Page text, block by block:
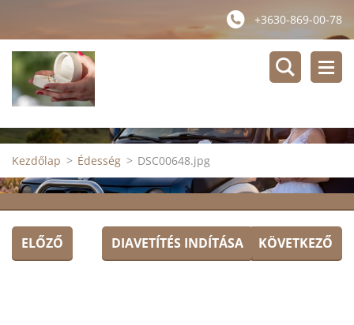
+3630-869-00-78
Kezdőlap > Édesség > DSC00648.jpg
ELŐZŐ DIAVETÍTÉS INDÍTÁSA KÖVETKEZŐ